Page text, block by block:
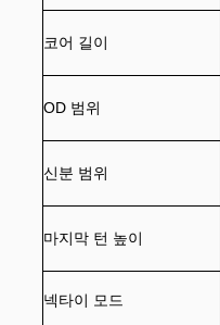
코어 길이
OD 범위
신분 범위
마지막 턴 높이
넥타이 모드